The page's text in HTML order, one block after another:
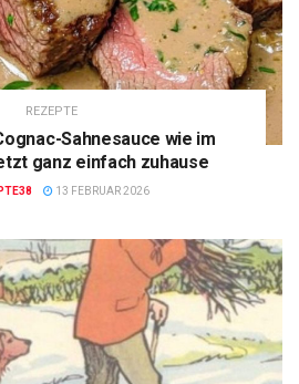
REZEPTE
Sahnesauce wie im
ganz einfach zuhause
13 FEBRUAR 2026